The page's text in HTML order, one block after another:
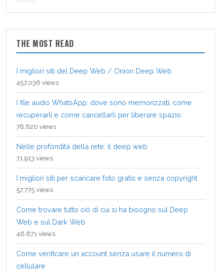
THE MOST READ
I migliori siti del Deep Web / Onion Deep Web
457,036 views
I file audio WhatsApp: dove sono memorizzati, come
recuperarli e come cancellarli per liberare spazio.
78,820 views
Nelle profondità della rete: il deep web
71,913 views
I migliori siti per scaricare foto gratis e senza copyright
57,775 views
Come trovare tutto ciò di cui si ha bisogno sul Deep
Web e sul Dark Web
46,671 views
Come verificare un account senza usare il numero di
cellulare